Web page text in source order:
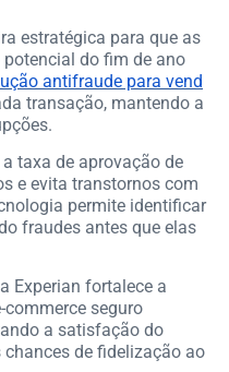
estratégica para que as
do fim de ano
antifraude para vend
transação, mantendo a
taxa de aprovação de
e evita transtornos com
permite identificar
fraudes antes que elas
Experian fortalece a
seguro
a satisfação do
chances de fidelização ao